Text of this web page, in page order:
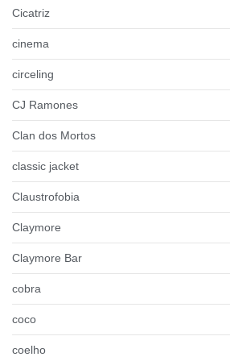
Cicatriz
cinema
circeling
CJ Ramones
Clan dos Mortos
classic jacket
Claustrofobia
Claymore
Claymore Bar
cobra
coco
coelho